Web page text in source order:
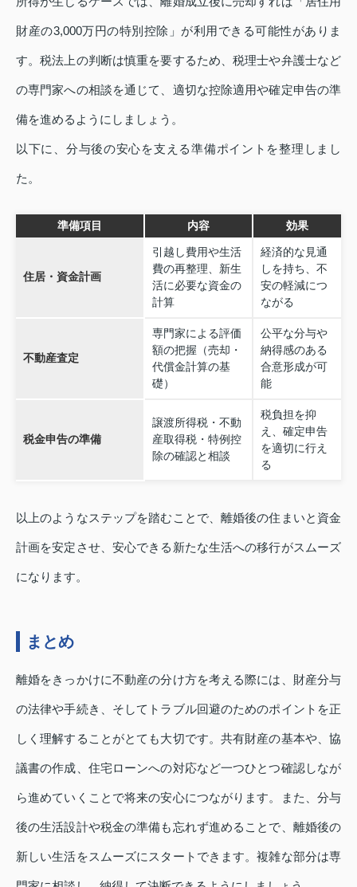
財産の3,000万円の特別控除」が利用できる可能性がありま
す。税法上の判断は慎重を要するため、税理士や弁護士など
の専門家への相談を通じて、適切な控除適用や確定申告の準
備を進めるようにしましょう。
以下に、分与後の安心を支える準備ポイントを整理しまし
た。
準備項目 内容 効果
住居・資金計画
引越し費用や生活
費の再整理、新生
活に必要な資金の
計算
経済的な見通
しを持ち、不
安の軽減につ
ながる
不動産査定
専門家による評価
額の把握（売却・
代償金計算の基
礎）
公平な分与や
納得感のある
合意形成が可
能
税金申告の準備
譲渡所得税・不動
産取得税・特例控
除の確認と相談
税負担を抑
え、確定申告
を適切に行え
る
以上のようなステップを踏むことで、離婚後の住まいと資金
計画を安定させ、安心できる新たな生活への移行がスムーズ
になります。
まとめ
離婚をきっかけに不動産の分け方を考える際には、財産分与
の法律や手続き、そしてトラブル回避のためのポイントを正
しく理解することがとても大切です。共有財産の基本や、協
議書の作成、住宅ローンへの対応など一つひとつ確認しなが
ら進めていくことで将来の安心につながります。また、分与
後の生活設計や税金の準備も忘れず進めることで、離婚後の
新しい生活をスムーズにスタートできます。複雑な部分は専